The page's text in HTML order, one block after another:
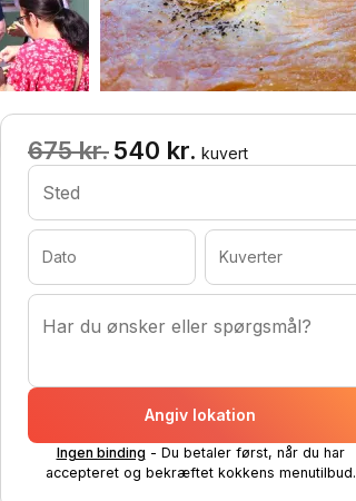
675 kr.540 kr. kuvert
Sted
Dato Kuverter
Har du ønsker eller spørgsmål?
Angiv lokation
Ingen binding - Du betaler først, når du har
accepteret og bekræftet kokkens menutilbud.